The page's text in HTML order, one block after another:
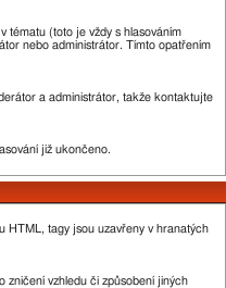
tématu (toto je vždy s hlasováním
nebo administrátor. Tímto opatřením
a administrátor, takže kontaktujte
již ukončeno.
HTML, tagy jsou uzavřeny v hranatých
zničení vzhledu či způsobení jiných